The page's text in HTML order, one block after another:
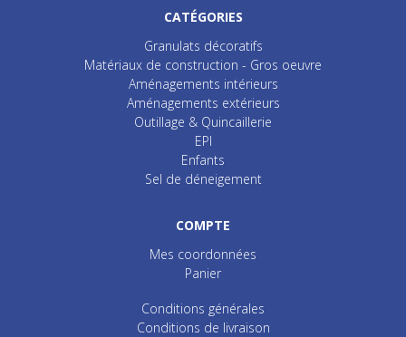
CATÉGORIES
Granulats décoratifs
Matériaux de construction - Gros oeuvre
Aménagements intérieurs
Aménagements extérieurs
Outillage & Quincaillerie
EPI
Enfants
Sel de déneigement
COMPTE
Mes coordonnées
Panier
Conditions générales
Conditions de livraison